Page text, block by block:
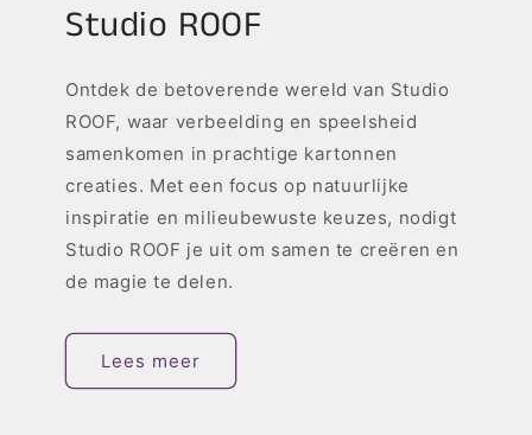
Studio ROOF
Ontdek de betoverende wereld van Studio
ROOF, waar verbeelding en speelsheid
samenkomen in prachtige kartonnen
creaties. Met een focus op natuurlijke
inspiratie en milieubewuste keuzes, nodigt
Studio ROOF je uit om samen te creëren en
de magie te delen.
Lees meer